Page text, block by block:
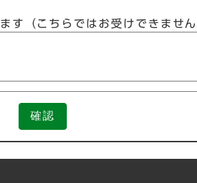
す（こちらではお受けできませ
確認